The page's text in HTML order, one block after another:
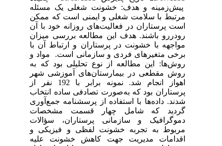
پیش‌زمینه و هدف: خشونت شغلی یک مسئله
مرتبط با سلامت شغلی و ایمنی است که ممکن
است پرستاران در فعالیت‌های روزانه خود با آن
رودررو باشند. هدف این مطالعه بررسی میزان
مواجهه با خشونت در پرستاران و ارتباط آن با
برخی متغیرهای فردی و سازمانی است. مواد و
روش‌ها: این مطالعه از نوع تحلیلی بود که به
روش مقطعی در بیمارستان‌های آموزشی شهر
اهواز انجام شد. نمونه برابر با 192 نفر از
پرستاران بود که به‌صورت تصادفی ساده انتخاب
شدند. داده‌ها با استفاده از پرسشنامه جمع‌آوری
گردید که شامل چهار قسمت مشخصات
دموگرافیک و سازمانی پرستاران، سؤالات
مربوط به تجربه خشونت لفظی و فیزیکی و
اقدامات مدیریت جهت کاهش خشونت علیه